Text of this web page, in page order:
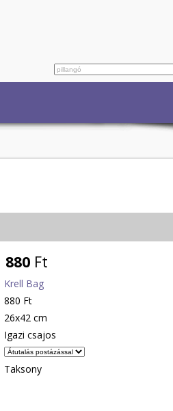
880 Ft
Krell Bag
880 Ft
26x42 cm
Igazi csajos
Taksony